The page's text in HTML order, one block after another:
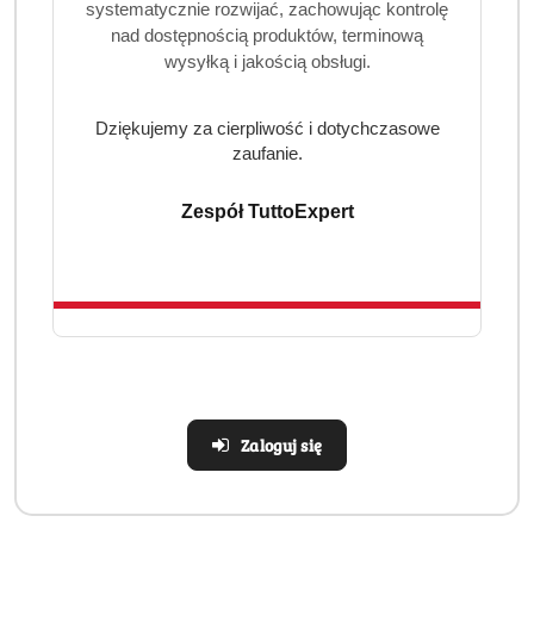
systematycznie rozwijać, zachowując kontrolę
nad dostępnością produktów, terminową
wysyłką i jakością obsługi.
Dziękujemy za cierpliwość i dotychczasowe
zaufanie.
Zespół TuttoExpert
Zaloguj się